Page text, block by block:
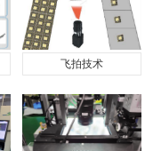
飞拍技术